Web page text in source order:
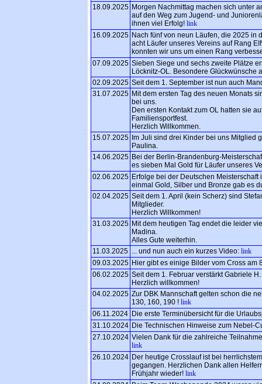
18.09.2025 Morgen Nachmittag machen sich unter
auf den Weg zum Jugend- und
ihnen viel Erfolg! link
16.09.2025 Nach fünf von neun Läufen, die 2025 in
acht Läufer unseres Vereins auf Rang
konnten wir uns um einen Rang
07.09.2025 Sieben Siege und sechs zweite Plätze
Löcknitz-OL. Besondere Glückwünsche
02.09.2025 Seit dem 1. September ist nun auch
31.07.2025 Mit dem ersten Tag des neuen Monats
bei uns.
Den ersten Kontakt zum OL hatten sie
Familiensportfest.
Herzlich Willkommen.
15.07.2025 Im Juli sind drei Kinder bei uns Mitglied
Paulina.
14.06.2025 Bei der Berlin-Brandenburg-
es sieben Mal Gold für Läufer unseres
02.06.2025 Erfolge bei der Deutschen
einmal Gold, Silber und Bronze gab es
02.04.2025 Seit dem 1. April (kein Scherz) sind
Mitglieder.
Herzlich Willkommen!
31.03.2025 Mit dem heutigen Tag endet die leider
Madina.
Alles Gute weiterhin.
11.03.2025
... und nun auch ein kurzes Video: link
09.03.2025 Hier gibt es einige Bilder vom Cross am
06.02.2025 Seit dem 1. Februar verstärkt Gabriele
Herzlich willkommen!
04.02.2025 Zur DBK Mannschaft gelten schon die
130, 160, 190 ! link
06.11.2024 Die erste Terminübersicht für die
31.10.2024 Die Technischen Hinweise zum Nebel-
27.10.2024 Vielen Dank für die zahlreiche
link
26.10.2024 Der heutige Crosslauf ist bei
gegangen. Herzlichen Dank allen
Frühjahr wieder! link